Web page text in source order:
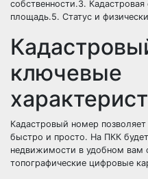
собственности.3.
площадь.5. Статус и
ключевые
Кадастровый номер
быстро и просто. На ПКК
недвижимости в удобном вам
топографические цифровые